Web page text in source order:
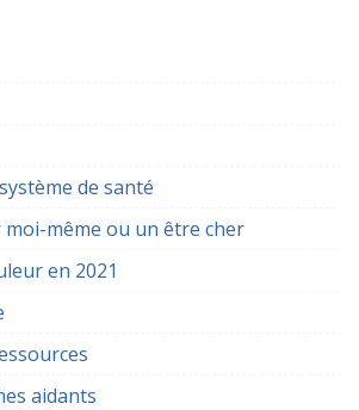
de santé
même ou un être cher
en 2021
aidants